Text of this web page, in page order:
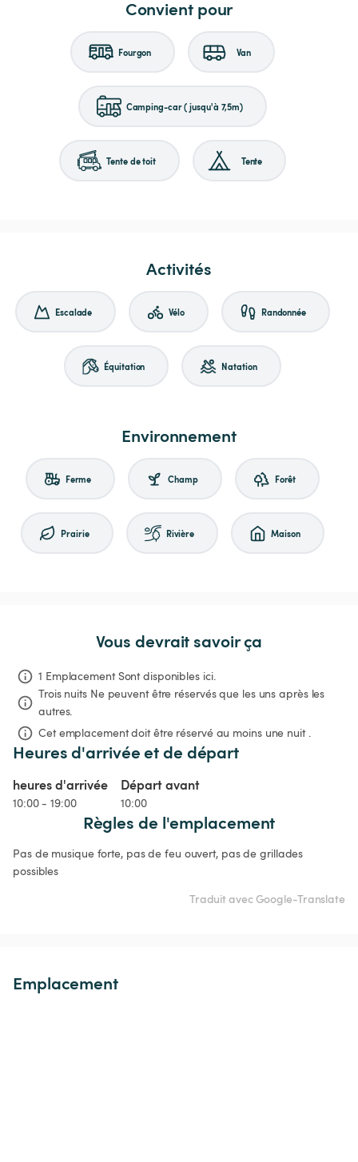
Convient pour
Fourgon Van
Camping-car (jusqu'à 7,5m)
Tente de toit Tente
Activités
Escalade Vélo Randonnée
Équitation Natation
Environnement
Ferme Champ Forêt
Prairie Rivière Maison
Vous devrait savoir ça
1 Emplacement Sont disponibles ici.
Trois nuits Ne peuvent être réservés que les uns après les
autres.
Cet emplacement doit être réservé au moins une nuit .
Heures d'arrivée et de départ
heures d'arrivée
10:00 - 19:00
Départ avant
10:00
Règles de l'emplacement
Pas de musique forte, pas de feu ouvert, pas de grillades
possibles
Traduit avec Google-Translate
Emplacement